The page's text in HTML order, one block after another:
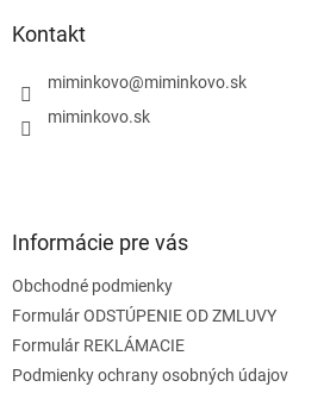
Kontakt
miminkovo@miminkovo.sk
miminkovo.sk
Informácie pre vás
Obchodné podmienky
Formulár ODSTÚPENIE OD ZMLUVY
Formulár REKLÁMACIE
Podmienky ochrany osobných údajov